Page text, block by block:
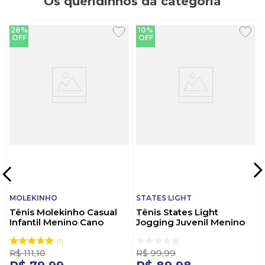
28%
OFF
MOLEKINHO
Tênis Molekinho Casual
Infantil Menino Cano
1
R$ 111,10
10%
OFF
STATES LIGHT
Tênis States Light
Jogging Juvenil Menino
R$ 99,99